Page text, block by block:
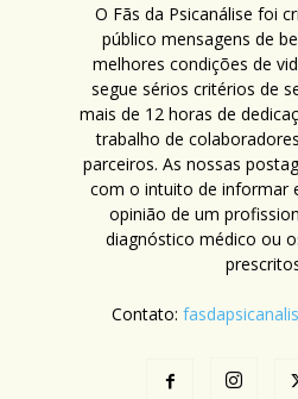
O Fãs da Psicanálise foi
público mensagens de
melhores condições de
segue sérios critérios de
mais de 12 horas de
trabalho de
parceiros. As nossas
com o intuito de informar
opinião de um
diagnóstico médico ou
Contato: